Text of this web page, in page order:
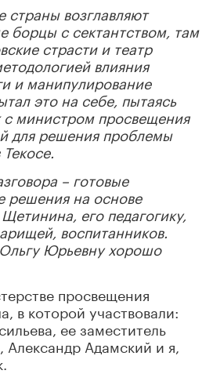
страны возглавляют
борцы с сектантством, там
страсти и театр
влияния
и манипулирование
это на себе, пытаясь
министром просвещения
для решения проблемы
– готовые
решения на основе
его педагогику,
воспитанников.
Юрьевну хорошо
просвещения
в которой участвовали:
ее заместитель
Адамский и я,